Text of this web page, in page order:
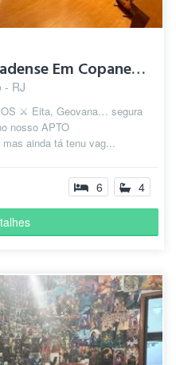
Maravilhosa Suíte Canadense Em Copanema
- RJ
⚔️ Eita, Geovana… segura
nosso APTO
ainda tá tenu vag...
6 4